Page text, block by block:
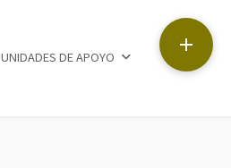

UNIDADES DE APOYO